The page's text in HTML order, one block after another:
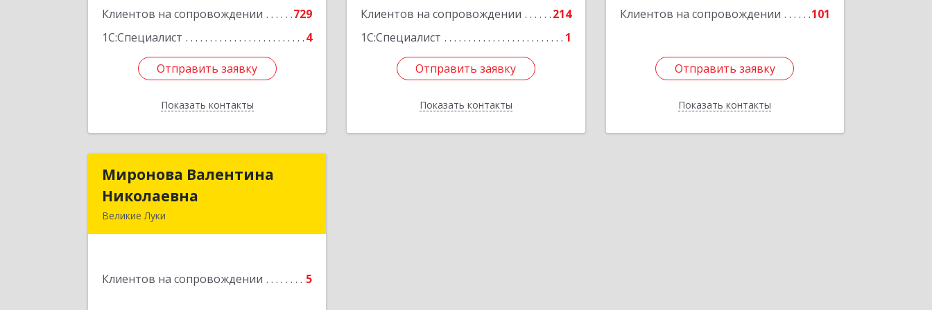
Клиентов на сопровождении
729
1С:Специалист
4
Отправить заявку
Показать контакты
Отправить заявку
Назад
Клиентов на сопровождении
214
1С:Специалист
1
Отправить заявку
Показать контакты
Отправить заявку
Назад
Клиентов на сопровождении 101
Отправить заявку
Показать контакты
Отправить заявку
Назад
Миронова Валентина
Николаевна
Великие Луки
Клиентов на сопровождении 5
Миронова Валентина